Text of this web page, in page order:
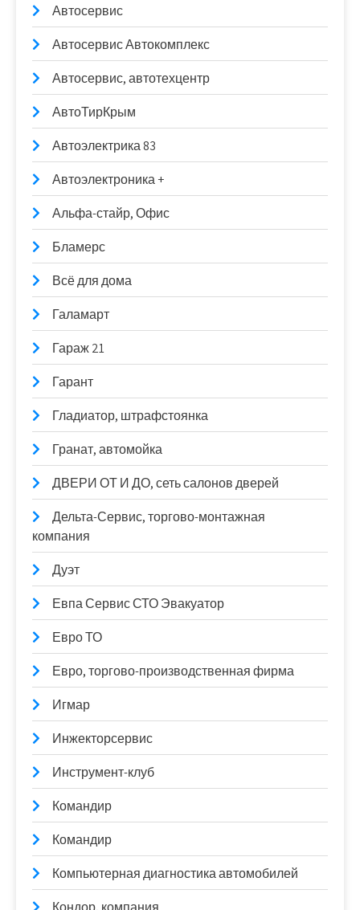
Автосервис
Автосервис Автокомплекс
Автосервис, автотехцентр
АвтоТирКрым
Автоэлектрика 83
Автоэлектроника +
Альфа-стайр, Офис
Бламерс
Всё для дома
Галамарт
Гараж 21
Гарант
Гладиатор, штрафстоянка
Гранат, автомойка
ДВЕРИ ОТ И ДО, сеть салонов дверей
Дельта-Сервис, торгово-монтажная
компания
Дуэт
Евпа Сервис СТО Эвакуатор
Евро ТО
Евро, торгово-производственная фирма
Игмар
Инжекторсервис
Инструмент-клуб
Командир
Командир
Компьютерная диагностика автомобилей